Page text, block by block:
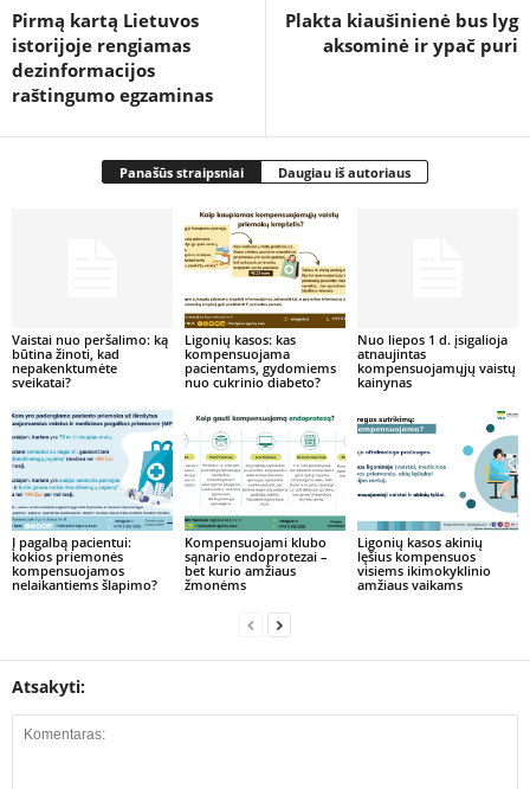
Pirmą kartą Lietuvos
istorijoje rengiamas
dezinformacijos
raštingumo egzaminas
Plakta kiaušinienė bus lyg
aksominė ir ypač puri
Panašūs straipsniai Daugiau iš autoriaus
Vaistai nuo peršalimo: ką
būtina žinoti, kad
nepakenktumėte
sveikatai?
Ligonių kasos: kas
kompensuojama
pacientams, gydomiems
nuo cukrinio diabeto?
Nuo liepos 1 d. įsigalioja
atnaujintas
kompensuojamųjų vaistų
kainynas
Į pagalbą pacientui:
kokios priemonės
kompensuojamos
nelaikantiems šlapimo?
Kompensuojami klubo
sąnario endoprotezai –
bet kurio amžiaus
žmonėms
Ligonių kasos akinių
lęšius kompensuos
visiems ikimokyklinio
amžiaus vaikams
Atsakyti: